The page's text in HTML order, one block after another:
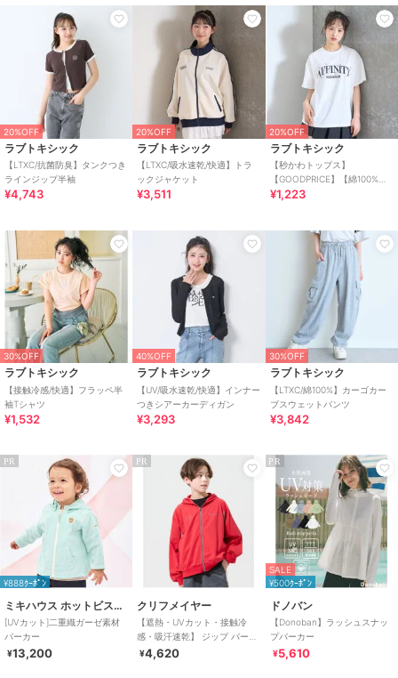
20%OFF
ラブトキシック
【LTXC/抗菌防臭】タンクつき
ラインジップ半袖
¥4,743
20%OFF
ラブトキシック
【LTXC/吸水速乾/快適】トラ
ックジャケット
¥3,511
20%OFF
ラブトキシック
【秒かわトップス】
【GOODPRICE】【綿100%】
カレッジフラワー半袖T
¥1,223
30%OFF
ラブトキシック
【接触冷感/快適】フラッペ半
袖Tシャツ
¥1,532
40%OFF
ラブトキシック
【UV/吸水速乾/快適】インナー
つきシアーカーディガン
¥3,293
30%OFF
ラブトキシック
【LTXC/綿100%】カーゴカー
ブスウェットパンツ
¥3,842
PR
¥888ｸｰﾎﾟﾝ
ミキハウス ホットビスケッツ
[UVカット]二重織ガーゼ素材
パーカー
¥13,200
PR
クリフメイヤー
【遮熱・UVカット・接触冷
感・吸汗速乾】 ジップ パーカ
ー 120cm～170cm
¥4,620
PR
SALE
¥500ｸｰﾎﾟﾝ
ドノバン
【Donoban】ラッシュスナッ
プパーカー
¥5,610